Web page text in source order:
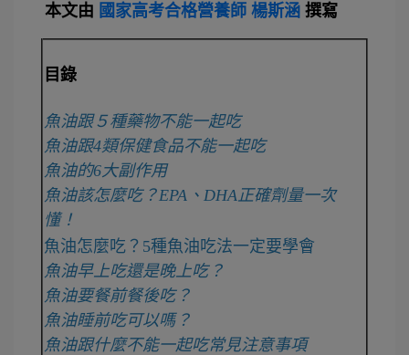
本文由 國家高考合格營養師 楊斯涵 撰寫
目錄
魚油跟５種藥物不能一起吃
魚油跟4類保健食品不能一起吃
魚油的6大副作用
魚油該怎麼吃？EPA、DHA正確劑量一次
懂！
魚油怎麼吃？5種魚油吃法一定要學會
魚油早上吃還是晚上吃？
魚油要餐前餐後吃？
魚油睡前吃可以嗎？
魚油跟什麼不能一起吃常見注意事項